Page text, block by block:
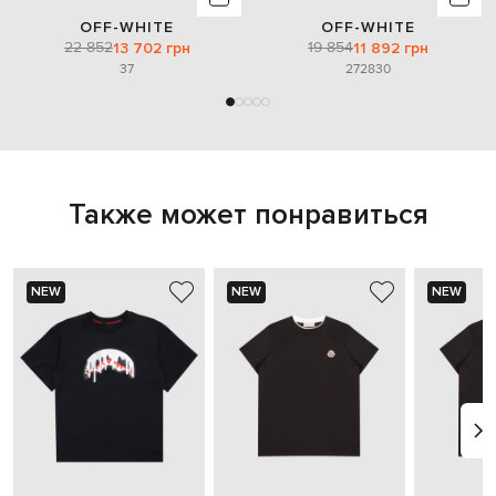
OFF-WHITE
22 85213 702 грн
37
OFF-WHITE
19 85411 892 грн
272830
Также может понравиться
NEW NEW NEW